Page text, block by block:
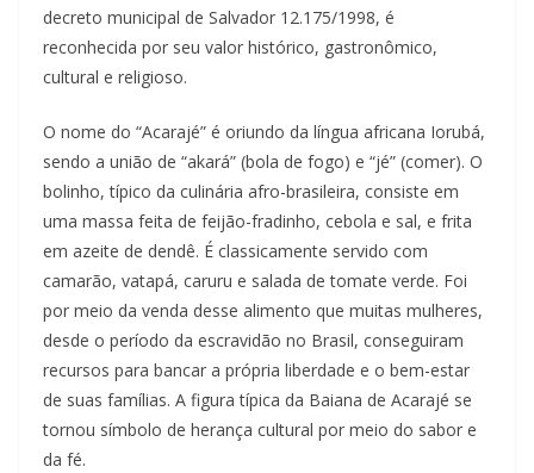
decreto municipal de Salvador 12.175/1998, é
reconhecida por seu valor histórico, gastronômico,
cultural e religioso.
O nome do “Acarajé” é oriundo da língua africana Iorubá,
sendo a união de “akará” (bola de fogo) e “jé” (comer). O
bolinho, típico da culinária afro-brasileira, consiste em
uma massa feita de feijão-fradinho, cebola e sal, e frita
em azeite de dendê. É classicamente servido com
camarão, vatapá, caruru e salada de tomate verde. Foi
por meio da venda desse alimento que muitas mulheres,
desde o período da escravidão no Brasil, conseguiram
recursos para bancar a própria liberdade e o bem-estar
de suas famílias. A figura típica da Baiana de Acarajé se
tornou símbolo de herança cultural por meio do sabor e
da fé.